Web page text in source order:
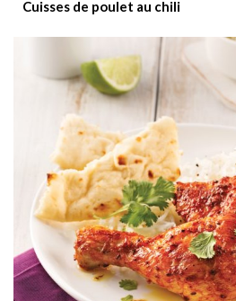
Cuisses de poulet au chili